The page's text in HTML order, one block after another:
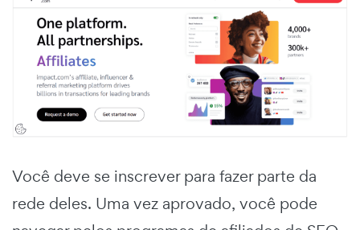
Você deve se inscrever para fazer parte da
rede deles. Uma vez aprovado, você pode